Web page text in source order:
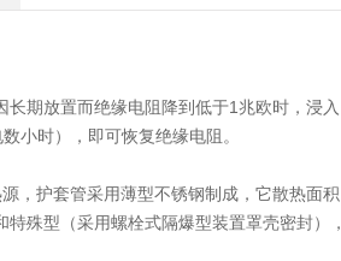
期放置而绝缘电阻降到低于1兆欧时，浸入
小时），即可恢复绝缘电阻。
，护套管采用薄型不锈钢制成，它散热面积
殊型（采用螺栓式隔爆型装置罩壳密封），